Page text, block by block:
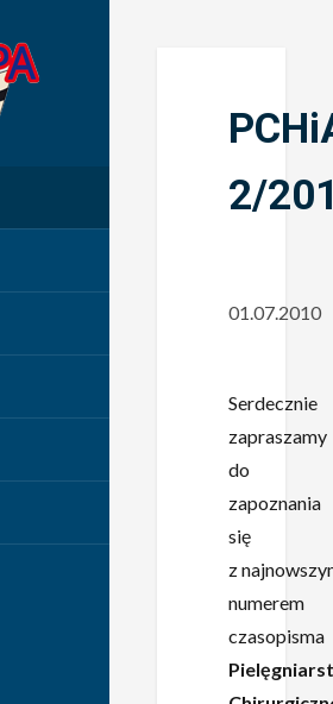
2/
01.07.2010
Serdecznie
zapraszamy
do
zapoznania
się
z
numerem
czasopisma